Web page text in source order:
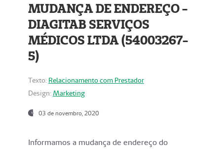
MUDANÇA DE ENDEREÇO -
DIAGITAB SERVIÇOS
MÉDICOS LTDA (54003267-
5)
Texto: Relacionamento com Prestador
Design: Marketing
03 de novembro, 2020
Informamos a mudança de endereço do